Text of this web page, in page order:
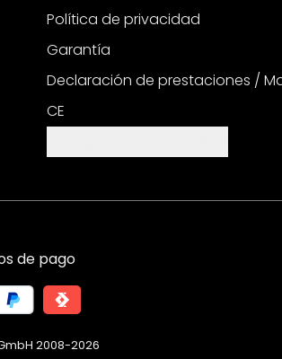
Política de privacidad
Garantía
Declaración de prestaciones /
CE
de pago
2008-2026